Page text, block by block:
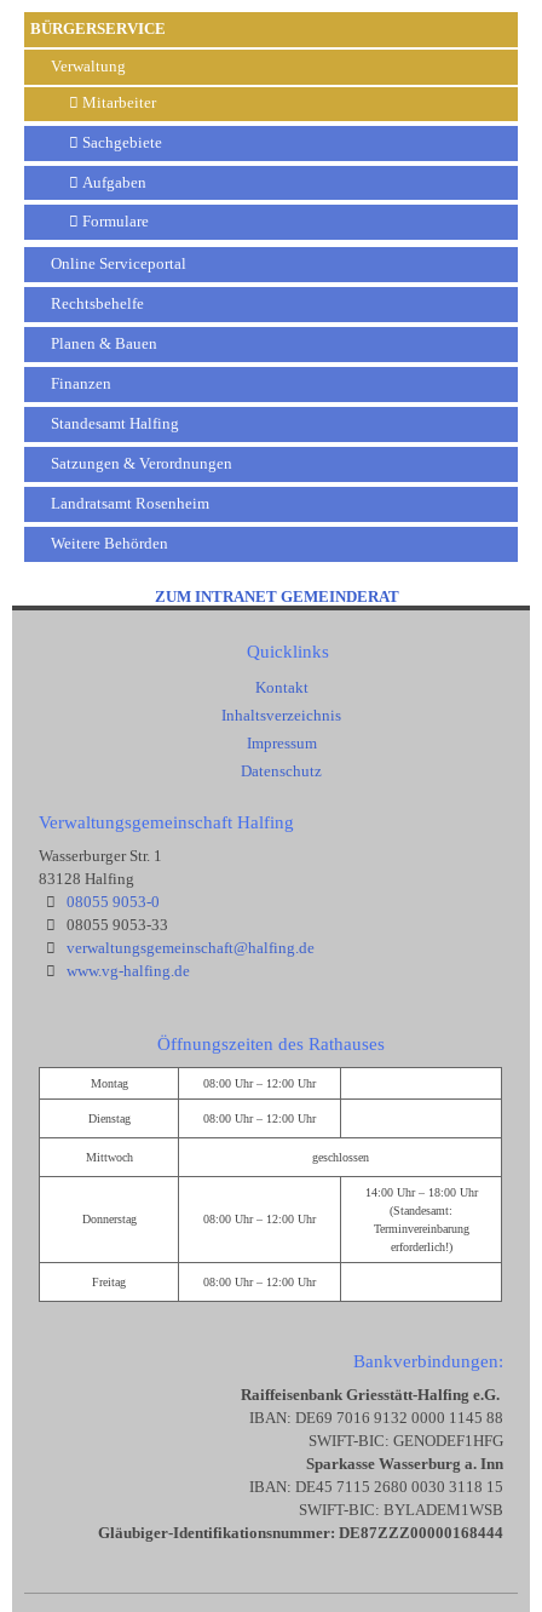
BÜRGERSERVICE
Verwaltung
Mitarbeiter
Sachgebiete
Aufgaben
Formulare
Online Serviceportal
Rechtsbehelfe
Planen & Bauen
Finanzen
Standesamt Halfing
Satzungen & Verordnungen
Landratsamt Rosenheim
Weitere Behörden
ZUM INTRANET GEMEINDERAT
Quicklinks
Kontakt
Inhaltsverzeichnis
Impressum
Datenschutz
Verwaltungsgemeinschaft Halfing
Wasserburger Str. 1
83128 Halfing
08055 9053-0
08055 9053-33
verwaltungsgemeinschaft@halfing.de
www.vg-halfing.de
Öffnungszeiten des Rathauses
Montag 08:00 Uhr – 12:00 Uhr
Dienstag 08:00 Uhr – 12:00 Uhr
Mittwoch geschlossen
Donnerstag 08:00 Uhr – 12:00 Uhr
14:00 Uhr – 18:00 Uhr
(Standesamt:
Terminvereinbarung
erforderlich!)
Freitag 08:00 Uhr – 12:00 Uhr
Bankverbindungen:
Raiffeisenbank Griesstätt-Halfing e.G.
IBAN: DE69 7016 9132 0000 1145 88
SWIFT-BIC: GENODEF1HFG
Sparkasse Wasserburg a. Inn
IBAN: DE45 7115 2680 0030 3118 15
SWIFT-BIC: BYLADEM1WSB
Gläubiger-Identifikationsnummer: DE87ZZZ00000168444